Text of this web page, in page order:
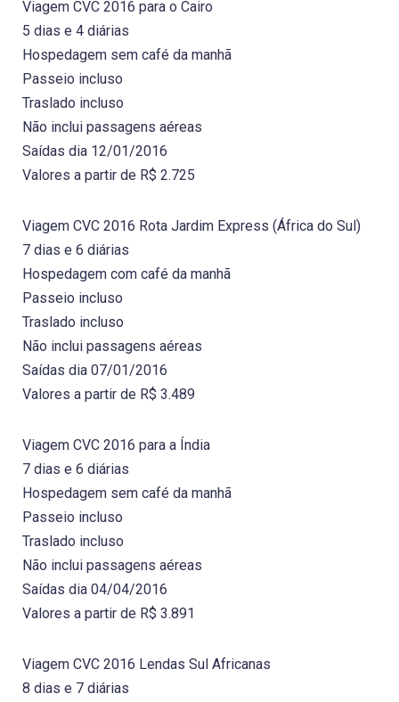
Viagem CVC 2016 para o Cairo
5 dias e 4 diárias
Hospedagem sem café da manhã
Passeio incluso
Traslado incluso
Não inclui passagens aéreas
Saídas dia 12/01/2016
Valores a partir de R$ 2.725
Viagem CVC 2016 Rota Jardim Express (África do Sul)
7 dias e 6 diárias
Hospedagem com café da manhã
Passeio incluso
Traslado incluso
Não inclui passagens aéreas
Saídas dia 07/01/2016
Valores a partir de R$ 3.489
Viagem CVC 2016 para a Índia
7 dias e 6 diárias
Hospedagem sem café da manhã
Passeio incluso
Traslado incluso
Não inclui passagens aéreas
Saídas dia 04/04/2016
Valores a partir de R$ 3.891
Viagem CVC 2016 Lendas Sul Africanas
8 dias e 7 diárias